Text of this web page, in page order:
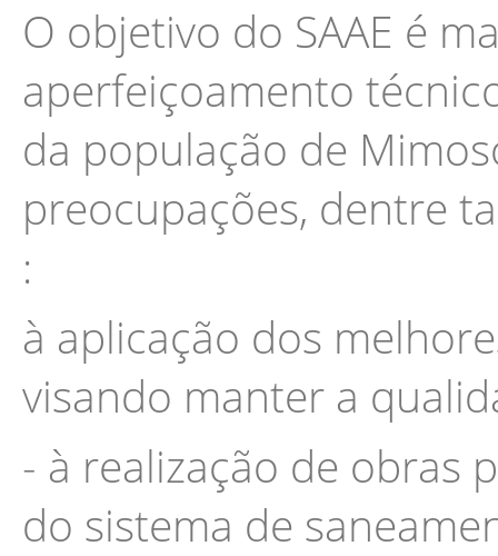
O objetivo do SAAE é
aperfeiçoamento
da população de
preocupações, dentre
:
à aplicação dos
visando manter a
- à realização de obras
do sistema de